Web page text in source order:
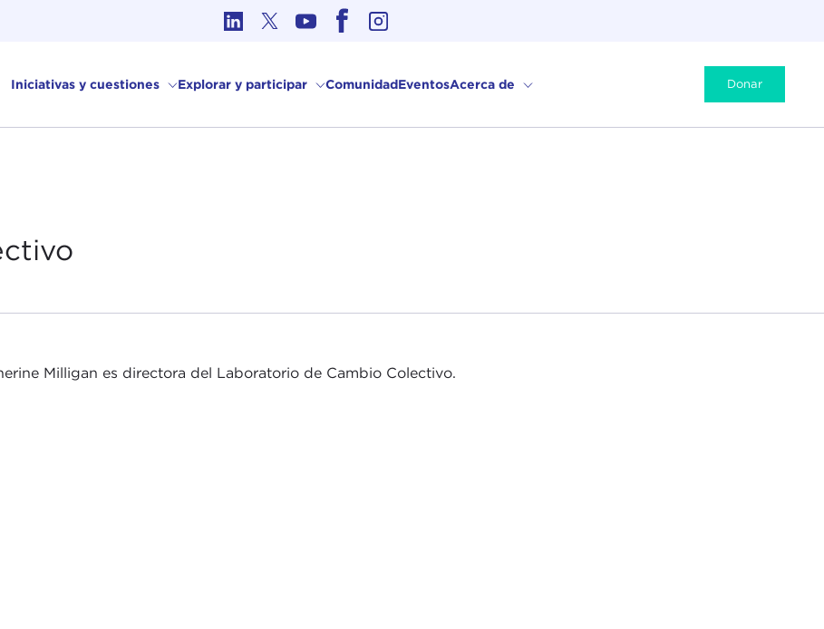
Iniciativas y cuestiones Explorar y participar ComunidadEventosAcerca de Donar
Milligan es directora del Laboratorio de Cambio Colectivo.